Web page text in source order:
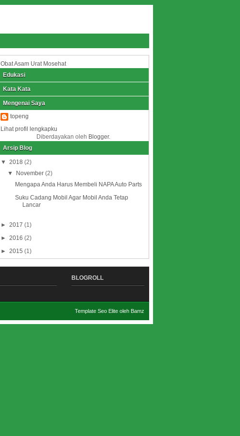
Obat Asam Urat Mosehat
Edukasi
Kata Kata
Mengenai Saya
topeng
Lihat profil lengkapku
Diberdayakan oleh Blogger.
Arsip Blog
▼ 2018 (2)
▼
November(2)
Mengapa Anda Harus Membeli NAPA Auto Parts
Suku Cadang Mobil Agar Mobil Anda Tetap
Lancar
► 2017 (1)
► 2016 (2)
► 2015 (1)
BLOGROLL
Template Seo Elite oleh Bamz